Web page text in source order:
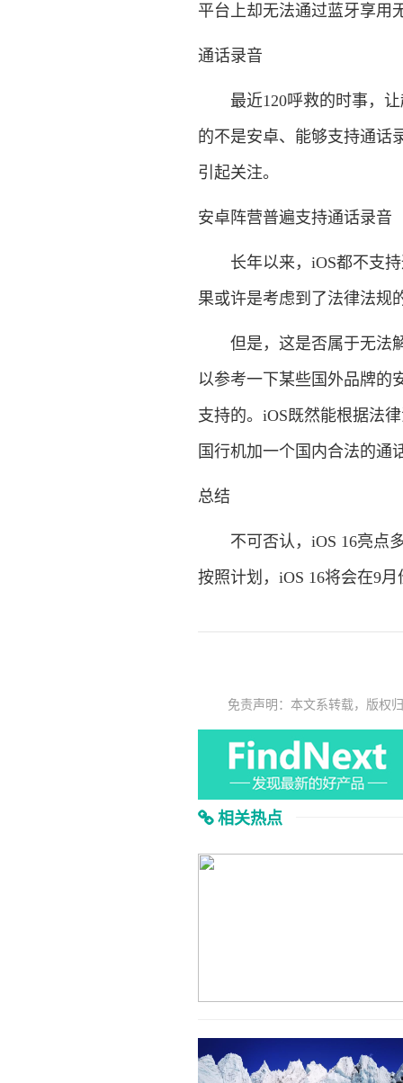
平台上却无法通过蓝牙享用
通话录音
最近120呼救的时事，让
的不是安卓、能够支持通话
引起关注。
安卓阵营普遍支持通话录音
长年以来，iOS都不支持
果或许是考虑到了法律法
但是，这是否属于无法解
以参考一下某些国外品牌的
支持的。iOS既然能根据法
国行机加一个国内合法的通
总结
不可否认，iOS 16亮点多
按照计划，iOS 16将会在9
免责声明：本文系转载，版权
相关热点